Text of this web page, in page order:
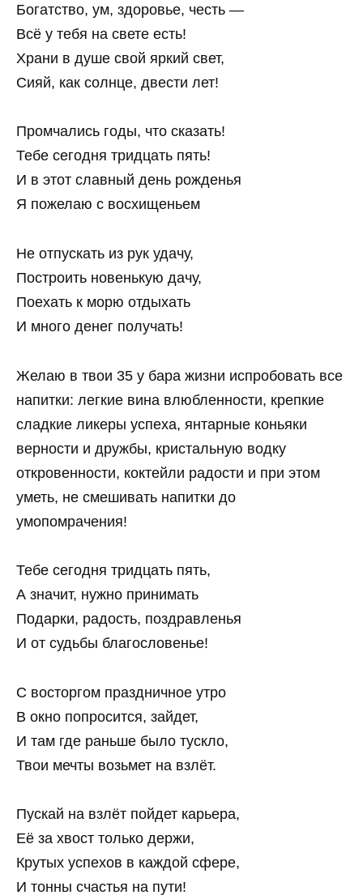
Богатство, ум, здоровье, честь —
Всё у тебя на свете есть!
Храни в душе свой яркий свет,
Сияй, как солнце, двести лет!
Промчались годы, что сказать!
Тебе сегодня тридцать пять!
И в этот славный день рожденья
Я пожелаю с восхищеньем
Не отпускать из рук удачу,
Построить новенькую дачу,
Поехать к морю отдыхать
И много денег получать!
Желаю в твои 35 у бара жизни испробовать все
напитки: легкие вина влюбленности, крепкие
сладкие ликеры успеха, янтарные коньяки
верности и дружбы, кристальную водку
откровенности, коктейли радости и при этом
уметь, не смешивать напитки до
умопомрачения!
Тебе сегодня тридцать пять,
А значит, нужно принимать
Подарки, радость, поздравленья
И от судьбы благословенье!
С восторгом праздничное утро
В окно попросится, зайдет,
И там где раньше было тускло,
Твои мечты возьмет на взлёт.
Пускай на взлёт пойдет карьера,
Её за хвост только держи,
Крутых успехов в каждой сфере,
И тонны счастья на пути!